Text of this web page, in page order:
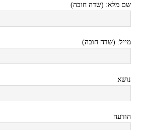
שם מלא: (שדה חובה)
מייל: (שדה חובה)
נושא
הודעה